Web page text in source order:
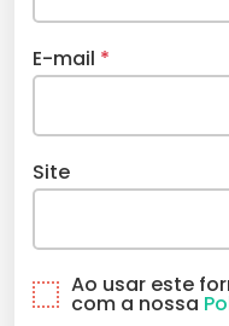
E-mail *
Site
Ao usar este
com a nossa